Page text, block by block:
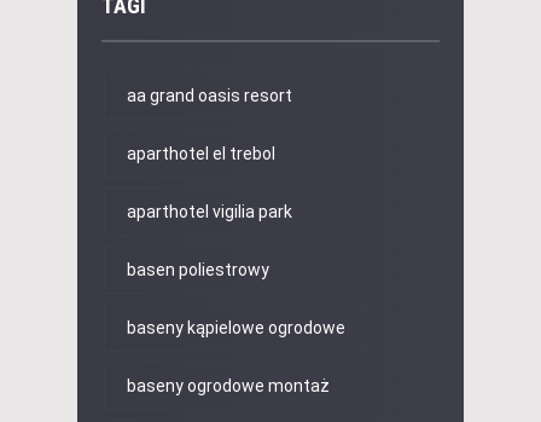
TAGI
aa grand oasis resort
aparthotel el trebol
aparthotel vigilia park
basen poliestrowy
baseny kąpielowe ogrodowe
baseny ogrodowe montaż